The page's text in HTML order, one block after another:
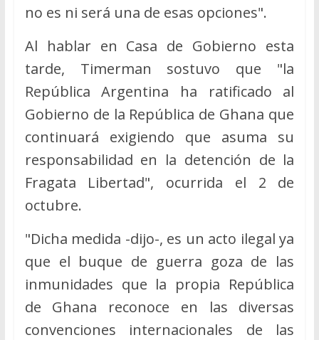
no es ni será una de esas opciones".
Al hablar en Casa de Gobierno esta
tarde, Timerman sostuvo que "la
República Argentina ha ratificado al
Gobierno de la República de Ghana que
continuará exigiendo que asuma su
responsabilidad en la detención de la
Fragata Libertad", ocurrida el 2 de
octubre.
"Dicha medida -dijo-, es un acto ilegal ya
que el buque de guerra goza de las
inmunidades que la propia República
de Ghana reconoce en las diversas
convenciones internacionales de las